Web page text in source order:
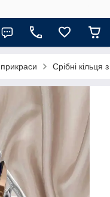
Срібні кільця